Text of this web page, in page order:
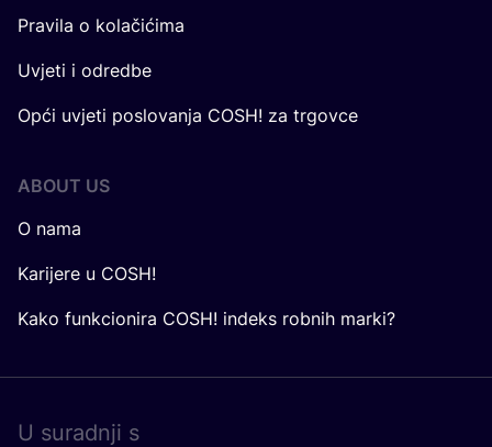
Pravila o kolačićima
Uvjeti i odredbe
Opći uvjeti poslovanja COSH! za trgovce
ABOUT US
O nama
Karijere u COSH!
Kako funkcionira COSH! indeks robnih marki?
U surad­nji s